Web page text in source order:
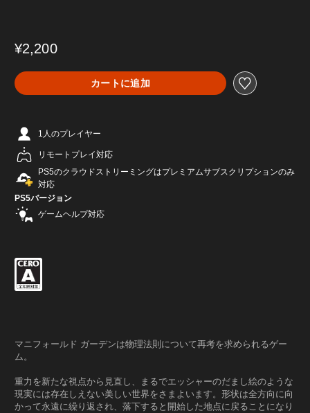
¥2,200
カートに追加
1人のプレイヤー
リモートプレイ対応
PS5のクラウドストリーミングはプレミアムサブスクリプションのみ
対応
PS5バージョン
ゲームヘルプ対応
マニフォールド ガーデンは物理法則について再考を求められるゲー
ム。
重力を新たな視点から見直し、まるでエッシャーのだまし絵のような
現実には存在しえない美しい世界をさまよいます。形状は全方向に向
かって永遠に繰り返され、落下すると開始した地点に戻ることになり